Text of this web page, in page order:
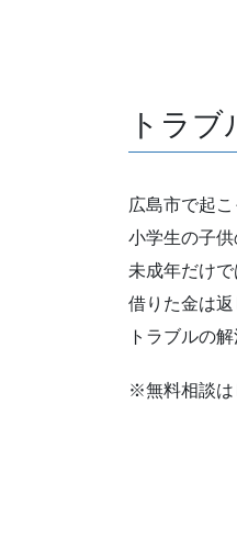
トラ
広島市で起
小学生の子
未成年だけ
借りた金は返
トラブルの
※無料相談は